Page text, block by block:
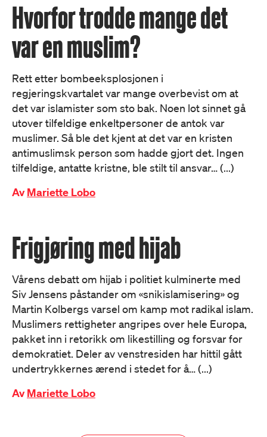
Hvorfor trodde mange det
var en muslim?
Rett etter bombeeksplosjonen i
regjeringskvartalet var mange overbevist om at
det var islamister som sto bak. Noen lot sinnet gå
utover tilfeldige enkeltpersoner de antok var
muslimer. Så ble det kjent at det var en kristen
antimuslimsk person som hadde gjort det. Ingen
tilfeldige, antatte kristne, ble stilt til ansvar… (...)
AvMariette Lobo
Frigjøring med hijab
Vårens debatt om hijab i politiet kulminerte med
Siv Jensens påstander om «snikislamisering» og
Martin Kolbergs varsel om kamp mot radikal islam.
Muslimers rettigheter angripes over hele Europa,
pakket inn i retorikk om likestilling og forsvar for
demokratiet. Deler av venstresiden har hittil gått
undertrykkernes ærend i stedet for å… (...)
AvMariette Lobo